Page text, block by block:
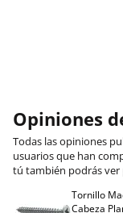
Opiniones
Todas las opiniones
usuarios que han
tú también podrás
Tornillo
Cabeza